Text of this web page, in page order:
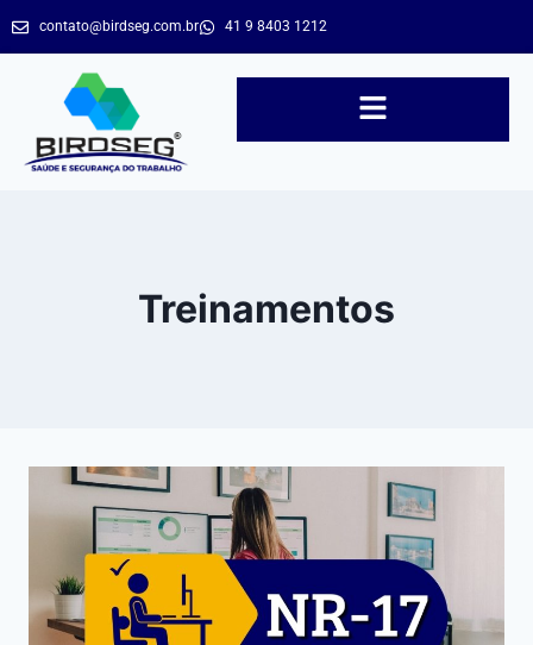
contato@birdseg.com.br 41 9 8403 1212
Treinamentos